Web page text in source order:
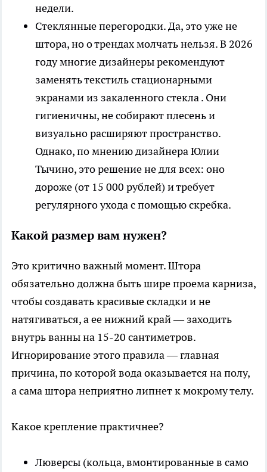
недели.
Стеклянные перегородки. Да, это уже не
штора, но о трендах молчать нельзя. В 2026
году многие дизайнеры рекомендуют
заменять текстиль стационарными
экранами из закаленного стекла . Они
гигиеничны, не собирают плесень и
визуально расширяют пространство.
Однако, по мнению дизайнера Юлии
Тычино, это решение не для всех: оно
дороже (от 15 000 рублей) и требует
регулярного ухода с помощью скребка.
Какой размер вам нужен?
Это критично важный момент. Штора
обязательно должна быть шире проема карниза,
чтобы создавать красивые складки и не
натягиваться, а ее нижний край — заходить
внутрь ванны на 15-20 сантиметров.
Игнорирование этого правила — главная
причина, по которой вода оказывается на полу,
а сама штора неприятно липнет к мокрому телу.
Какое крепление практичнее?
Люверсы (кольца, вмонтированные в само